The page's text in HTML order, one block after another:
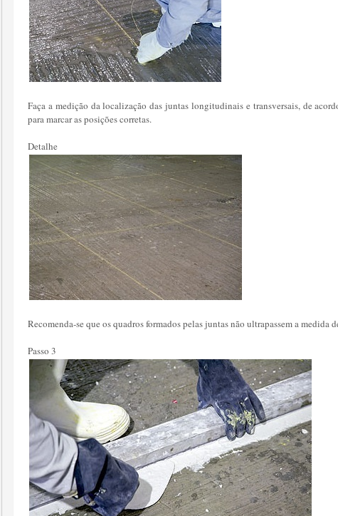
Faça a medição da localização das juntas longitudinais e transversais, de
para marcar as posições corretas.
Detalhe
Recomenda-se que os quadros formados pelas juntas não ultrapassem a medida
Passo 3